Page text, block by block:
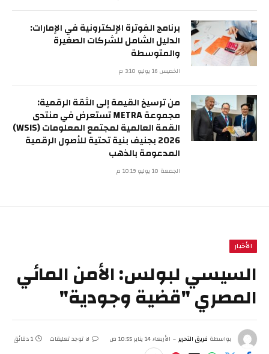
برنامج الفوترة الإلكترونية في الإمارات:
الدليل الشامل للشركات الصغيرة
والمتوسطة
الخميس 16 يوليو 3:10 م
من ترسيخ القيمة إلى الثقة الرقمية:
مجموعة METRA تستعرض في منتدى
القمة العالمية لمجتمع المعلومات (WSIS)
2026 بجنيف بنية تحتية للأصول الرقمية
المدعومة بالذهب
الجمعة 10 يوليو 10:19 م
الأخبار
السيسي لبولس: الأمن المائي
المصري "قضية وجودية"
بواسطة فريق التحرير الأربعاء 14 يناير 10:55 ص لا توجد تعليقات 1 دقائق